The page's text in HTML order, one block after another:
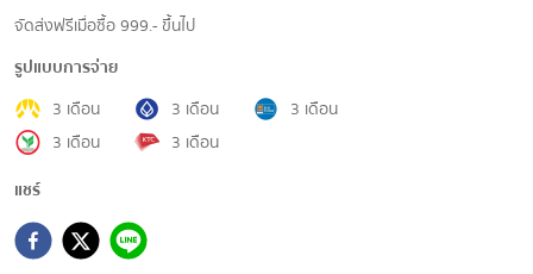
จัดส่งฟรีเมื่อซื้อ 999.- ขึ้นไป
รูปแบบการจ่าย
3 เดือน
3 เดือน
3 เดือน
3 เดือน
3 เดือน
แชร์